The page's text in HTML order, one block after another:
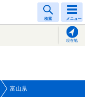
検索 メニュー
現在地
富山県